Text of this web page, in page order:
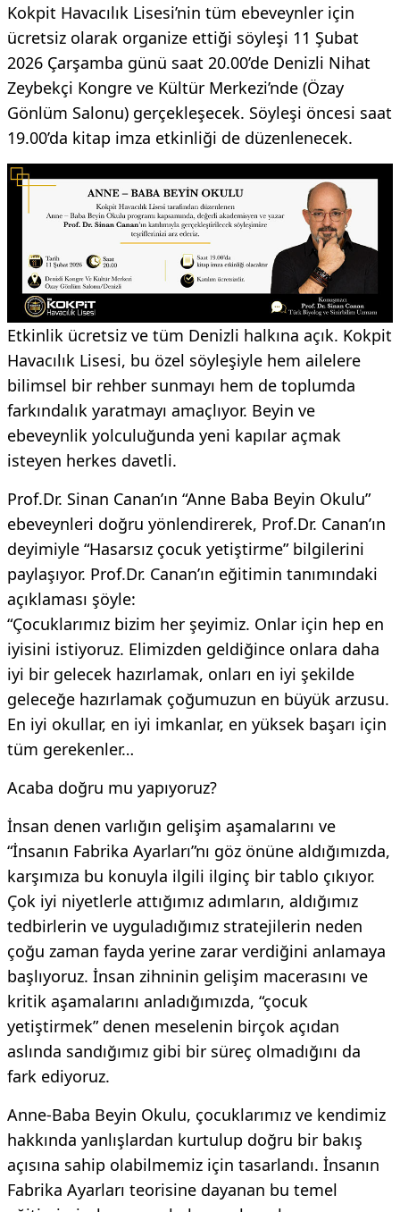
Kokpit Havacılık Lisesi’nin tüm ebeveynler için
ücretsiz olarak organize ettiği söyleşi 11 Şubat
2026 Çarşamba günü saat 20.00’de Denizli Nihat
Zeybekçi Kongre ve Kültür Merkezi’nde (Özay
Gönlüm Salonu) gerçekleşecek. Söyleşi öncesi saat
19.00’da kitap imza etkinliği de düzenlenecek.
Etkinlik ücretsiz ve tüm Denizli halkına açık. Kokpit
Havacılık Lisesi, bu özel söyleşiyle hem ailelere
bilimsel bir rehber sunmayı hem de toplumda
farkındalık yaratmayı amaçlıyor. Beyin ve
ebeveynlik yolculuğunda yeni kapılar açmak
isteyen herkes davetli.
Prof.Dr. Sinan Canan’ın “Anne Baba Beyin Okulu”
ebeveynleri doğru yönlendirerek, Prof.Dr. Canan’ın
deyimiyle “Hasarsız çocuk yetiştirme” bilgilerini
paylaşıyor. Prof.Dr. Canan’ın eğitimin tanımındaki
açıklaması şöyle:
“Çocuklarımız bizim her şeyimiz. Onlar için hep en
iyisini istiyoruz. Elimizden geldiğince onlara daha
iyi bir gelecek hazırlamak, onları en iyi şekilde
geleceğe hazırlamak çoğumuzun en büyük arzusu.
En iyi okullar, en iyi imkanlar, en yüksek başarı için
tüm gerekenler…
Acaba doğru mu yapıyoruz?
İnsan denen varlığın gelişim aşamalarını ve
“İnsanın Fabrika Ayarları”nı göz önüne aldığımızda,
karşımıza bu konuyla ilgili ilginç bir tablo çıkıyor.
Çok iyi niyetlerle attığımız adımların, aldığımız
tedbirlerin ve uyguladığımız stratejilerin neden
çoğu zaman fayda yerine zarar verdiğini anlamaya
başlıyoruz. İnsan zihninin gelişim macerasını ve
kritik aşamalarını anladığımızda, “çocuk
yetiştirmek” denen meselenin birçok açıdan
aslında sandığımız gibi bir süreç olmadığını da
fark ediyoruz.
Anne-Baba Beyin Okulu, çocuklarımız ve kendimiz
hakkında yanlışlardan kurtulup doğru bir bakış
açısına sahip olabilmemiz için tasarlandı. İnsanın
Fabrika Ayarları teorisine dayanan bu temel